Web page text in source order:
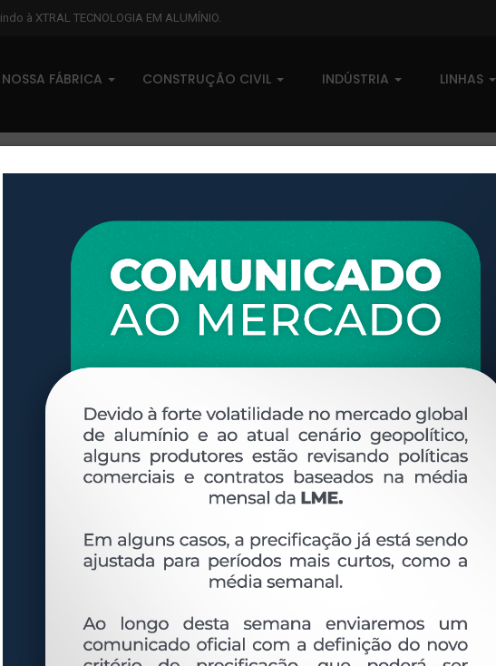
à XTRAL TECNOLOGIA EM ALUMÍNIO.
NOSSA FÁBRICA CONSTRUÇÃO CIVIL INDÚSTRIA LINHAS
Civil
XTL-407 - (XS-041) - PESO
0 comentários
Disponível sob consulta
Taxas R$ 0,00
Disponibilidade:
Em estoque
OVERVIEW
Perfil extrudado de alumínio para LINHA XTRAL S,
Ver perfis relacionados
Etiquetas: 407- PESO LINEAR - 0 506 KG/M SU-041